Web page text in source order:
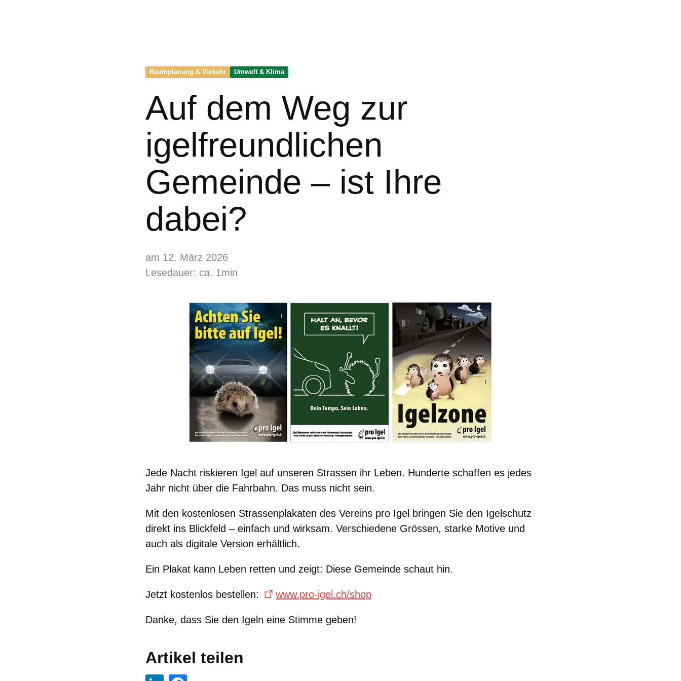
Raumplanung & Verkehr Umwelt & Klima
Auf dem Weg zur
igelfreundlichen
Gemeinde – ist Ihre
dabei?
am 12. März 2026
Lesedauer: ca. 1min
Jede Nacht riskieren Igel auf unseren Strassen ihr Leben. Hunderte schaffen es jedes
Jahr nicht über die Fahrbahn. Das muss nicht sein.
Mit den kostenlosen Strassenplakaten des Vereins pro Igel bringen Sie den Igelschutz
direkt ins Blickfeld – einfach und wirksam. Verschiedene Grössen, starke Motive und
auch als digitale Version erhältlich.
Ein Plakat kann Leben retten und zeigt: Diese Gemeinde schaut hin.
Jetzt kostenlos bestellen: www.pro-igel.ch/shop
Danke, dass Sie den Igeln eine Stimme geben!
Artikel teilen